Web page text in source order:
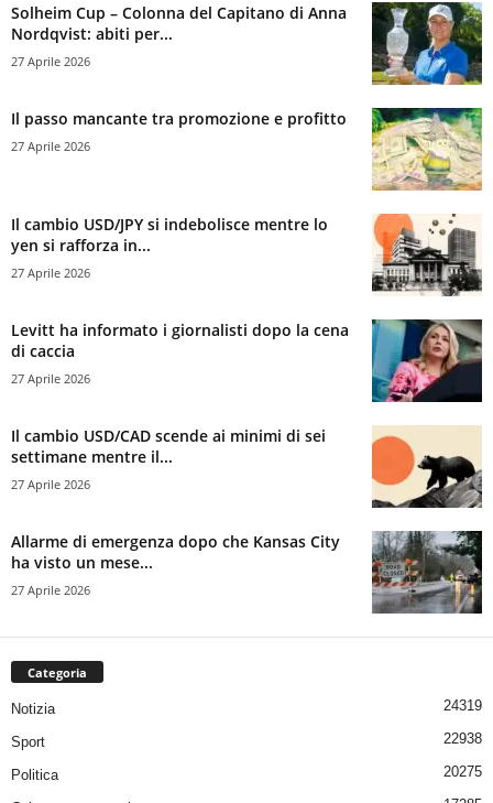
Solheim Cup – Colonna del Capitano di Anna
Nordqvist: abiti per...
27 Aprile 2026
Il passo mancante tra promozione e profitto
27 Aprile 2026
Il cambio USD/JPY si indebolisce mentre lo
yen si rafforza in...
27 Aprile 2026
Levitt ha informato i giornalisti dopo la cena
di caccia
27 Aprile 2026
Il cambio USD/CAD scende ai minimi di sei
settimane mentre il...
27 Aprile 2026
Allarme di emergenza dopo che Kansas City
ha visto un mese...
27 Aprile 2026
Categoria
Notizia 24319
Sport 22938
Politica 20275